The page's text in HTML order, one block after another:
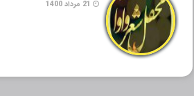
21 مرداد 1400